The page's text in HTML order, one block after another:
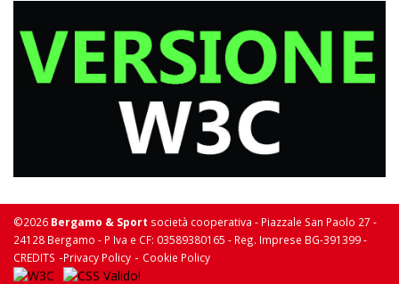
©2026 Bergamo & Sport società cooperativa - Piazzale San Paolo 27 -
24128 Bergamo - P Iva e CF: 03589380165 - Reg. Imprese BG-391399 -
CREDITS -Privacy Policy - Cookie Policy